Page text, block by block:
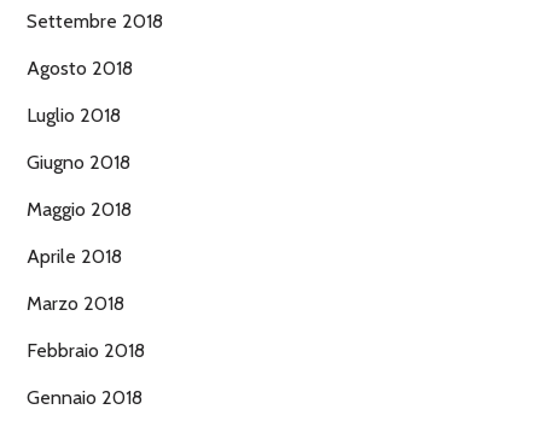
Settembre 2018
Agosto 2018
Luglio 2018
Giugno 2018
Maggio 2018
Aprile 2018
Marzo 2018
Febbraio 2018
Gennaio 2018